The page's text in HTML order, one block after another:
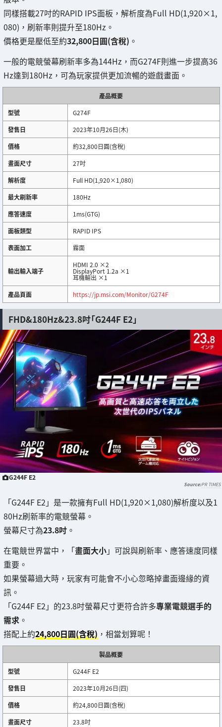
同樣搭載27吋的RAPID IPS面板，解析度為Full HD(1,920×1,
080)，刷新率則提升至180Hz。
價格更是壓低至約32,800日圓(含稅) 。
一般的電競螢幕刷新率多為144Hz，而G274F則進一步提高36
Hz達到180Hz，可為玩家提供更加流暢的遊戲畫面。
產品概要
型號
G274F
發售日
2023年10月26日(木)
價格
約32,800日圓(含稅)
畫面尺寸
27吋
解析度
Full HD(1,920×1,080)
最大刷新率
180Hz
應答速度
1ms(GTG)
面板類型
RAPID IPS
表面加工
霧面
輸出輸入端子
HDMI 2.0 ×2
DisplayPort 1.2a ×1
耳機輸出 ×1
產品頁面
https://jp.msi.com/Monitor/G274F
FHD&180Hz&23.8吋「G244F E2」
G244F E2
PR TIMES
「G244F E2」是一款擁有Full HD(1,920×1,080)解析度以及1
80Hz刷新率的電競螢幕。
螢幕尺寸為23.8吋 。
在電競世界當中，「畫面大小」可說與刷新率、應答速度同樣
重要。
如果螢幕過大時，玩家有可能會不小心忽略掉畫面邊緣的資
訊。
「G244F E2」的23.8吋螢幕尺寸更符合許多專業電競選手的
需求 。
搭配上約24,800日圓(含稅) ，相當划算呢！
製品概要
型號
G244F E2
發售日
2023年10月26日(四)
價格
約24,800日圓(含稅)
畫面尺寸
23.8吋